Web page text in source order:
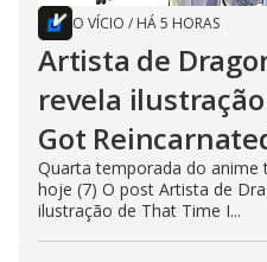
O VÍCIO / HÁ 5 HORAS
Artista de
revela
Got
Quarta temporada do anime
hoje (7) O post Artista de
ilustração de That Time I...